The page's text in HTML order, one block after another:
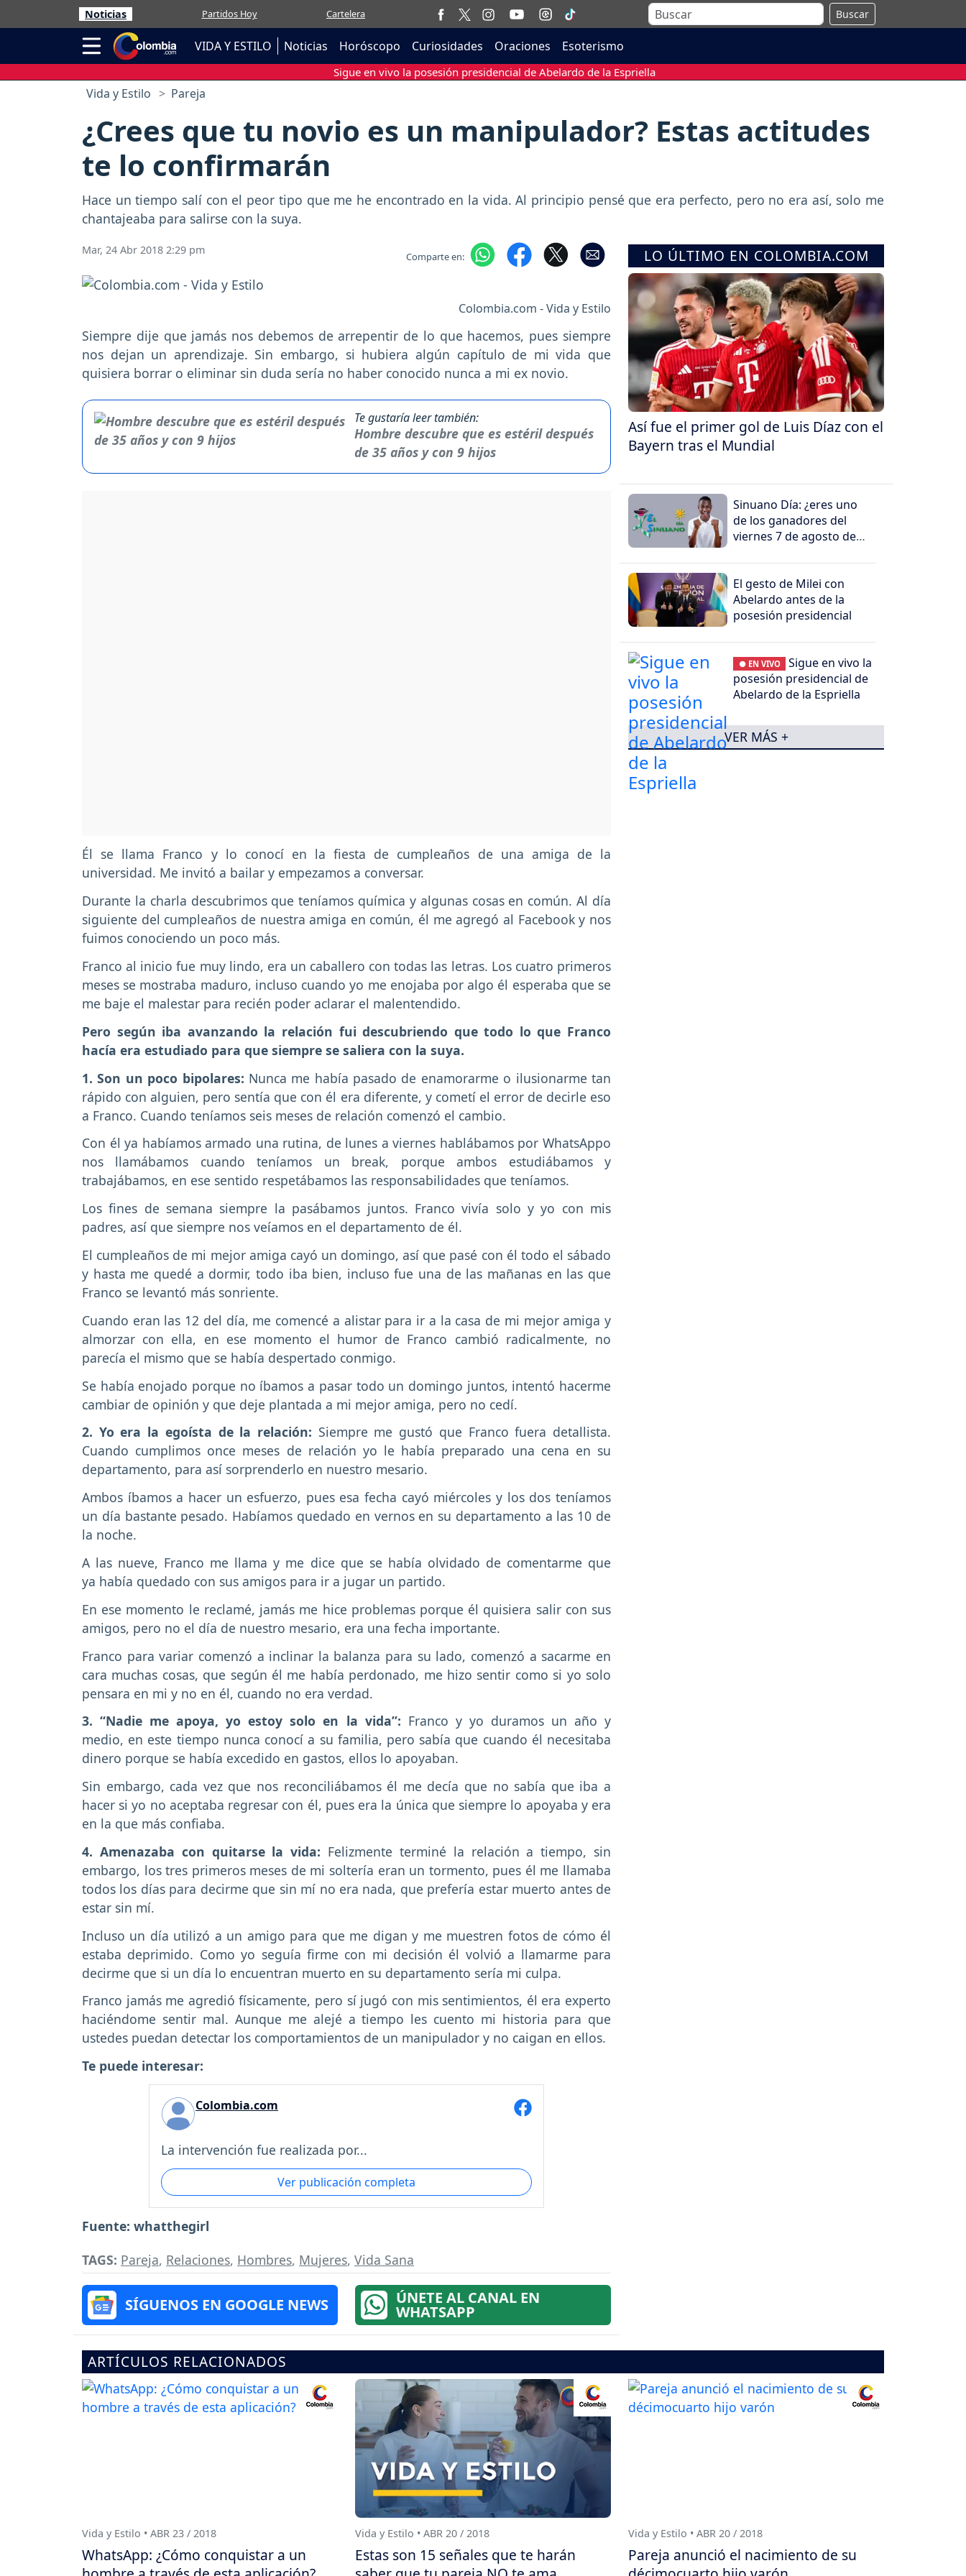
Noticias Partidos Hoy Cartelera Buscar
VIDA Y ESTILO Noticias Horóscopo Curiosidades Oraciones Esoterismo
Sigue en vivo la posesión presidencial de Abelardo de la Espriella
Vida y Estilo Pareja
¿Crees que tu novio es un manipulador? Estas actitudes
te lo confirmarán
Hace un tiempo salí con el peor tipo que me he encontrado en la vida. Al principio pensé que era perfecto, pero no era así, solo me
chantajeaba para salirse con la suya.
Mar, 24 Abr 2018 2:29 pm Comparte en:
Colombia.com - Vida y Estilo
Siempre dije que jamás nos debemos de arrepentir de lo que hacemos, pues siempre
nos dejan un aprendizaje. Sin embargo, si hubiera algún capítulo de mi vida que
quisiera borrar o eliminar sin duda sería no haber conocido nunca a mi ex novio.
Te gustaría leer también:
Hombre descubre que es estéril después
de 35 años y con 9 hijos
Él se llama Franco y lo conocí en la fiesta de cumpleaños de una amiga de la
universidad. Me invitó a bailar y empezamos a conversar.
Durante la charla descubrimos que teníamos química y algunas cosas en común. Al día
siguiente del cumpleaños de nuestra amiga en común, él me agregó al Facebook y nos
fuimos conociendo un poco más.
Franco al inicio fue muy lindo, era un caballero con todas las letras. Los cuatro primeros
meses se mostraba maduro, incluso cuando yo me enojaba por algo él esperaba que se
me baje el malestar para recién poder aclarar el malentendido.
Pero según iba avanzando la relación fui descubriendo que todo lo que Franco
hacía era estudiado para que siempre se saliera con la suya.
1. Son un poco bipolares: Nunca me había pasado de enamorarme o ilusionarme tan
rápido con alguien, pero sentía que con él era diferente, y cometí el error de decirle eso
a Franco. Cuando teníamos seis meses de relación comenzó el cambio.
Con él ya habíamos armado una rutina, de lunes a viernes hablábamos por WhatsAppo
nos llamábamos cuando teníamos un break, porque ambos estudiábamos y
trabajábamos, en ese sentido respetábamos las responsabilidades que teníamos.
Los fines de semana siempre la pasábamos juntos. Franco vivía solo y yo con mis
padres, así que siempre nos veíamos en el departamento de él.
El cumpleaños de mi mejor amiga cayó un domingo, así que pasé con él todo el sábado
y hasta me quedé a dormir, todo iba bien, incluso fue una de las mañanas en las que
Franco se levantó más sonriente.
Cuando eran las 12 del día, me comencé a alistar para ir a la casa de mi mejor amiga y
almorzar con ella, en ese momento el humor de Franco cambió radicalmente, no
parecía el mismo que se había despertado conmigo.
Se había enojado porque no íbamos a pasar todo un domingo juntos, intentó hacerme
cambiar de opinión y que deje plantada a mi mejor amiga, pero no cedí.
2. Yo era la egoísta de la relación: Siempre me gustó que Franco fuera detallista.
Cuando cumplimos once meses de relación yo le había preparado una cena en su
departamento, para así sorprenderlo en nuestro mesario.
Ambos íbamos a hacer un esfuerzo, pues esa fecha cayó miércoles y los dos teníamos
un día bastante pesado. Habíamos quedado en vernos en su departamento a las 10 de
la noche.
A las nueve, Franco me llama y me dice que se había olvidado de comentarme que
ya había quedado con sus amigos para ir a jugar un partido.
En ese momento le reclamé, jamás me hice problemas porque él quisiera salir con sus
amigos, pero no el día de nuestro mesario, era una fecha importante.
Franco para variar comenzó a inclinar la balanza para su lado, comenzó a sacarme en
cara muchas cosas, que según él me había perdonado, me hizo sentir como si yo solo
pensara en mi y no en él, cuando no era verdad.
3. “Nadie me apoya, yo estoy solo en la vida”: Franco y yo duramos un año y
medio, en este tiempo nunca conocí a su familia, pero sabía que cuando él necesitaba
dinero porque se había excedido en gastos, ellos lo apoyaban.
Sin embargo, cada vez que nos reconciliábamos él me decía que no sabía que iba a
hacer si yo no aceptaba regresar con él, pues era la única que siempre lo apoyaba y era
en la que más confiaba.
4. Amenazaba con quitarse la vida: Felizmente terminé la relación a tiempo, sin
embargo, los tres primeros meses de mi soltería eran un tormento, pues él me llamaba
todos los días para decirme que sin mí no era nada, que prefería estar muerto antes de
estar sin mí.
Incluso un día utilizó a un amigo para que me digan y me muestren fotos de cómo él
estaba deprimido. Como yo seguía firme con mi decisión él volvió a llamarme para
decirme que si un día lo encuentran muerto en su departamento sería mi culpa.
Franco jamás me agredió físicamente, pero sí jugó con mis sentimientos, él era experto
haciéndome sentir mal. Aunque me alejé a tiempo les cuento mi historia para que
ustedes puedan detectar los comportamientos de un manipulador y no caigan en ellos.
Te puede interesar:
Colombia.com
La intervención fue realizada por...
Ver publicación completa
Fuente: whatthegirl
TAGS: Pareja, Relaciones, Hombres, Mujeres, Vida Sana
SÍGUENOS EN GOOGLE NEWS ÚNETE AL CANAL EN
WHATSAPP
LO ÚLTIMO EN COLOMBIA.COM
Así fue el primer gol de Luis Díaz con el
Bayern tras el Mundial
Sinuano Día: ¿eres uno
de los ganadores del
viernes 7 de agosto de
El gesto de Milei con
Abelardo antes de la
posesión presidencial
● EN VIVO
Sigue en vivo la
posesión presidencial de
Abelardo de la Espriella
VER MÁS +
ARTÍCULOS RELACIONADOS
Vida y Estilo • ABR 23 / 2018
WhatsApp: ¿Cómo conquistar a un
Vida y Estilo • ABR 20 / 2018
Estas son 15 señales que te harán
Vida y Estilo • ABR 20 / 2018
Pareja anunció el nacimiento de su